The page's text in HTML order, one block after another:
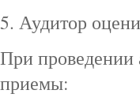
5. Аудитор
При проведении
приемы: